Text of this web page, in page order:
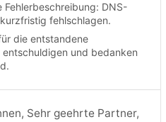
Fehlerbeschreibung: DNS-
fehlschlagen.
die entstandene
entschuldigen und bedanken
Sehr geehrte Partner,